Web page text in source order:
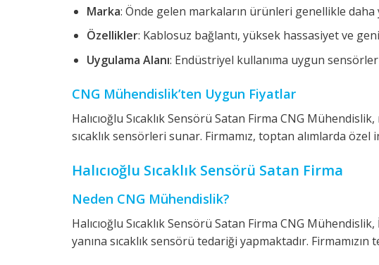
Marka: Önde gelen markaların ürünleri genellikle daha
Özellikler: Kablosuz bağlantı, yüksek hassasiyet ve
Uygulama Alanı: Endüstriyel kullanıma uygun
CNG Mühendislik’ten Uygun Fiyatlar
Halıcıoğlu Sıcaklık Sensörü Satan Firma CNG
sıcaklık sensörleri sunar. Firmamız, toptan alımlarda
Halıcıoğlu Sıcaklık Sensörü Satan Firma
Neden CNG Mühendislik?
Halıcıoğlu Sıcaklık Sensörü Satan Firma CNG
yanına sıcaklık sensörü tedariği yapmaktadır.